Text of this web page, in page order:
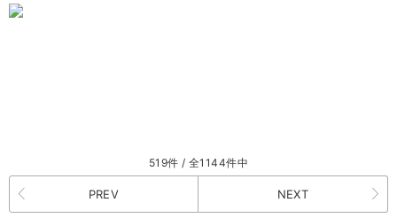
519件 / 全1144件中
PREV NEXT